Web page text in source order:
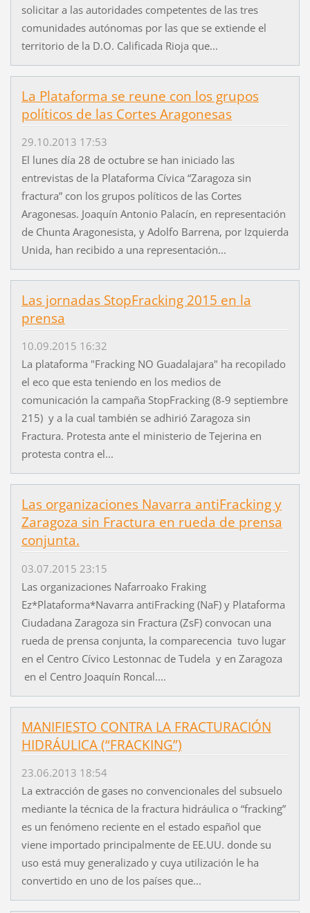
solicitar a las autoridades competentes de las tres
comunidades autónomas por las que se extiende el
territorio de la D.O. Calificada Rioja que...
La Plataforma se reune con los grupos
políticos de las Cortes Aragonesas
29.10.2013 17:53
El lunes día 28 de octubre se han iniciado las
entrevistas de la Plataforma Cívica “Zaragoza sin
fractura” con los grupos políticos de las Cortes
Aragonesas. Joaquín Antonio Palacín, en representación
de Chunta Aragonesista, y Adolfo Barrena, por Izquierda
Unida, han recibido a una representación...
Las jornadas StopFracking 2015 en la
prensa
10.09.2015 16:32
La plataforma "Fracking NO Guadalajara" ha recopilado
el eco que esta teniendo en los medios de
comunicación la campaña StopFracking (8-9 septiembre
215) y a la cual también se adhirió Zaragoza sin
Fractura. Protesta ante el ministerio de Tejerina en
protesta contra el...
Las organizaciones Navarra antiFracking y
Zaragoza sin Fractura en rueda de prensa
conjunta.
03.07.2015 23:15
Las organizaciones Nafarroako Fraking
Ez*Plataforma*Navarra antiFracking (NaF) y Plataforma
Ciudadana Zaragoza sin Fractura (ZsF) convocan una
rueda de prensa conjunta, la comparecencia tuvo lugar
en el Centro Cívico Lestonnac de Tudela y en Zaragoza
en el Centro Joaquín Roncal....
MANIFIESTO CONTRA LA FRACTURACIÓN
HIDRÁULICA (“FRACKING”)
23.06.2013 18:54
La extracción de gases no convencionales del subsuelo
mediante la técnica de la fractura hidráulica o “fracking”
es un fenómeno reciente en el estado español que
viene importado principalmente de EE.UU. donde su
uso está muy generalizado y cuya utilización le ha
convertido en uno de los países que...